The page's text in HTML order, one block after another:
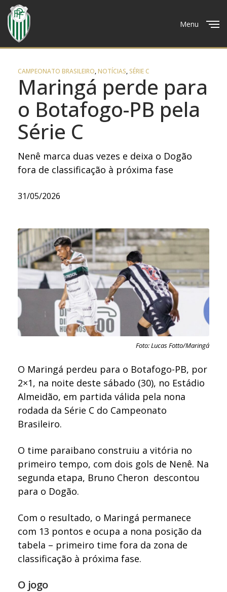
Menu
CAMPEONATO BRASILEIRO,NOTÍCIAS, SÉRIE C
Maringá perde para
o Botafogo-PB pela
Série C
Nenê marca duas vezes e deixa o Dogão
fora de classificação à próxima fase
31/05/2026
Foto: Lucas Fotto/Maringá
O Maringá perdeu para o Botafogo-PB, por
2×1, na noite deste sábado (30), no Estádio
Almeidão, em partida válida pela nona
rodada da Série C do Campeonato
Brasileiro.
O time paraibano construiu a vitória no
primeiro tempo, com dois gols de Nenê. Na
segunda etapa, Bruno Cheron descontou
para o Dogão.
Com o resultado, o Maringá permanece
com 13 pontos e ocupa a nona posição da
tabela – primeiro time fora da zona de
classificação à próxima fase.
O jogo